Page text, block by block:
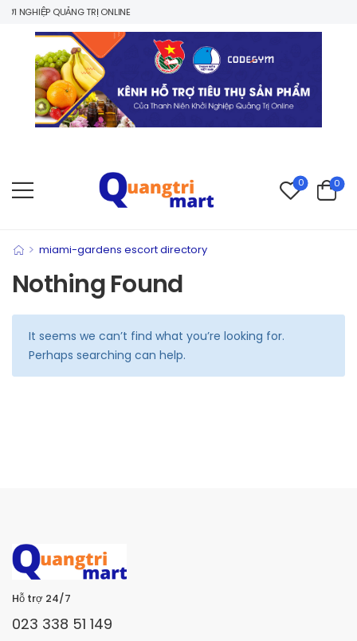
NGHIỆP QUẢNG TRỊ ONLINE
0 0
> miami-gardens escort directory
Nothing Found
It seems we can’t find what you’re looking for.
Perhaps searching can help.
Hỗ trợ 24/7
023 338 51 149